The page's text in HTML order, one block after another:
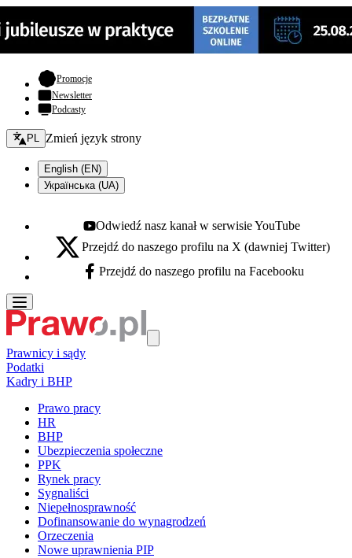
Promocje- otwiera się w nowej karcie
Newsletter
Podcasty
Zmień język - bieżący:
PL Zmień język strony
English (EN)
Українська (UA)
Youtube - otwiera się w nowej karcie
Odwiedź nasz kanał w serwisie YouTube
X - otwiera się w nowej karcie
Przejdź do naszego profilu na X (dawniej Twitter)
Facebook - otwiera się w nowej karcie
Przejdź do naszego profilu na Facebooku
Prawnicy i sądy
Podatki
Kadry i BHP
Prawo pracy
HR
BHP
Ubezpieczenia społeczne
PPK
Rynek pracy
Sygnaliści
Niepełnosprawność
Dofinansowanie do wynagrodzeń
Orzeczenia
Nowe uprawnienia PIP